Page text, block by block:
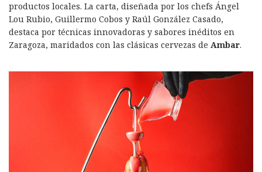
productos locales. La carta, diseñada por los chefs Ángel
Lou Rubio, Guillermo Cobos y Raúl González Casado,
destaca por técnicas innovadoras y sabores inéditos en
Zaragoza, maridados con las clásicas cervezas de Ambar.